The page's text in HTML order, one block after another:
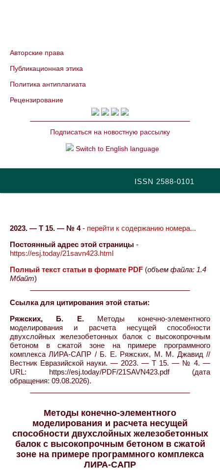
Авторские права
Публикационная этика
Политика антиплагиата
Рецензирование
Подписаться на новостную рассылку
Switch to English language
ISSN 2588-0101
2023. — Т 15. — № 4- перейти к содержанию номера...
Постоянный адрес этой страницы -
https://esj.today/21savn423.html
Полный текст статьи в формате PDF (объем файла: 1.4
Мбайт)
Ссылка для цитирования этой статьи:
Ряжских, Б. Е.Методы конечно-элементного
моделирования и расчета несущей способности
двухслойных железобетонных балок с высокопрочным
бетоном в сжатой зоне на примере программного
комплекса ЛИРА-САПР / Б. Е. Ряжских, М. М. Джавид //
Вестник Евразийской науки. — 2023. — Т 15. — № 4. —
URL: https://esj.today/PDF/21SAVN423.pdf (дата
обращения: 09.08.2026).
Методы конечно-элементного
моделирования и расчета несущей
способности двухслойных железобетонных
балок с высокопрочным бетоном в сжатой
зоне на примере программного комплекса
ЛИРА-САПР